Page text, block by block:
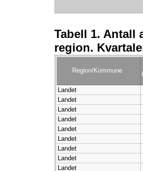
Tabell 1. Antall
region.
Region/Kommune
Landet
Landet
Landet
Landet
Landet
Landet
Landet
Landet
Landet